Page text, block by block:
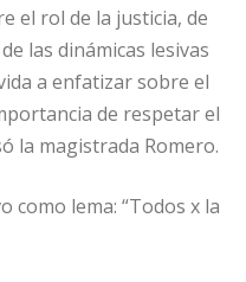
el rol de la justicia, de
las dinámicas lesivas
a enfatizar sobre el
de respetar el
la magistrada Romero.
como lema: “Todos x la